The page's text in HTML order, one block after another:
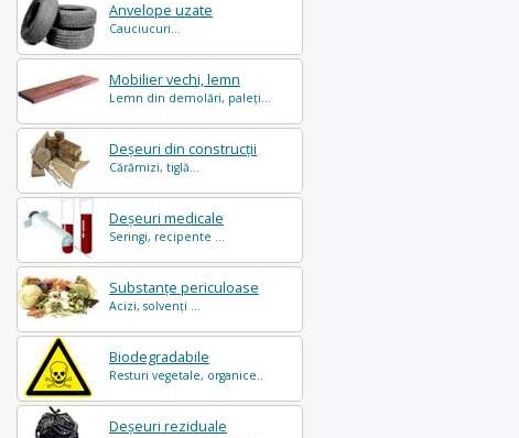
Anvelope uzate
Cauciucuri...
Mobilier vechi, lemn
Lemn din demolări, paleți...
Deșeuri din construcții
Cărămizi, tiglă...
Deșeuri medicale
Seringi, recipente ...
Substanțe periculoase
Acizi, solvenți ...
Biodegradabile
Resturi vegetale, organice..
Deșeuri reziduale